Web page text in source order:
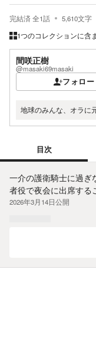
完結済全1話 5,610文字
1つのコレクションに含
間咲正樹
@masaki69masaki
フォロー
地球のみんな、オラに
目次
一介の護衛騎士に過ぎ
者役で夜会に出席する
2026年3月14日公開